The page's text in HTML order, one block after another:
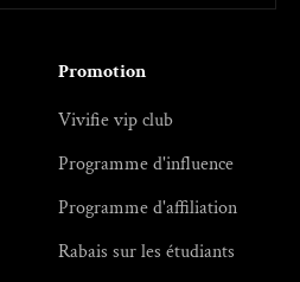
Promotion
Vivifie vip club
Programme d'influence
Programme d'affiliation
Rabais sur les étudiants